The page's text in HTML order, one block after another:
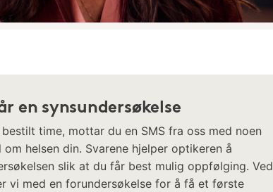
en synsundersøkelse
time, mottar du en SMS fra oss med noen
om helsen din. Svarene hjelper optikeren å
slik at du får best mulig oppfølging. Ved
vi med en forundersøkelse for å få et første